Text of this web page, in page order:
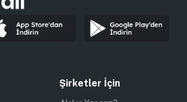
Şirketler İçin